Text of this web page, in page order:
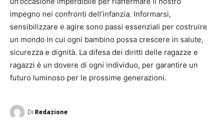
impegno nei confronti dell’infanzia. Informarsi,
sensibilizzare e agire sono passi essenziali per costruire
un mondo in cui ogni bambino possa crescere in salute,
sicurezza e dignità. La difesa dei diritti delle ragazze e
ragazzi è un dovere di ogni individuo, per garantire un
futuro luminoso per le prossime generazioni.
Di Redazione